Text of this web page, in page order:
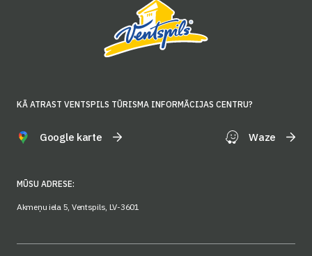
KĀ ATRAST VENTSPILS TŪRISMA INFORMĀCIJAS CENTRU?
Google karte Waze
MŪSU ADRESE:
Akmeņu iela 5, Ventspils, LV-3601